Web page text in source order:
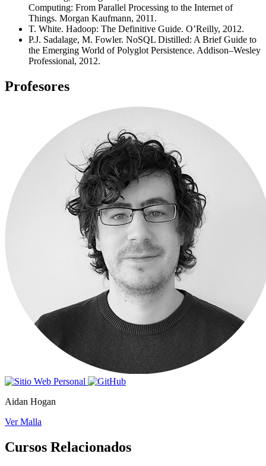
Computing: From Parallel Processing to the Internet of
Things. Morgan Kaufmann, 2011.
T. White. Hadoop: The Definitive Guide. O’Reilly, 2012.
P.J. Sadalage, M. Fowler. NoSQL Distilled: A Brief Guide to
the Emerging World of Polyglot Persistence. Addison–Wesley
Professional, 2012.
Profesores
Aidan Hogan
Ver Malla
Cursos Relacionados